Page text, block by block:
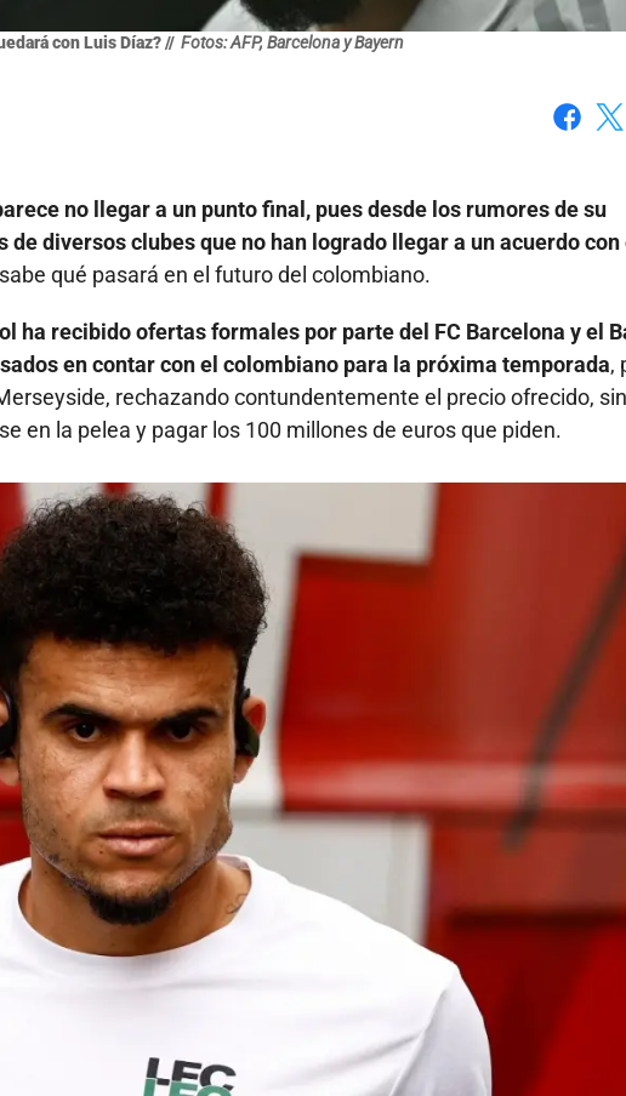
con Luis Díaz? // Fotos: AFP, Barcelona y Bayern
no llegar a un punto final, pues desde los rumores de su
diversos clubes que no han logrado llegar a un acuerdo con
qué pasará en el futuro del colombiano.
ha recibido ofertas formales por parte del FC Barcelona y el
en contar con el colombiano para la próxima temporada,
rechazando contundentemente el precio ofrecido, sin
en la pelea y pagar los 100 millones de euros que piden.